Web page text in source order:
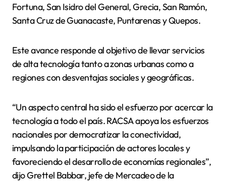
Fortuna, San Isidro del General, Grecia, San Ramón,
Santa Cruz de Guanacaste, Puntarenas y Quepos.
Este avance responde al objetivo de llevar servicios
de alta tecnología tanto a zonas urbanas como a
regiones con desventajas sociales y geográficas.
“Un aspecto central ha sido el esfuerzo por acercar la
tecnología a todo el país. RACSA apoya los esfuerzos
nacionales por democratizar la conectividad,
impulsando la participación de actores locales y
favoreciendo el desarrollo de economías regionales”,
dijo Grettel Babbar, jefe de Mercadeo de la